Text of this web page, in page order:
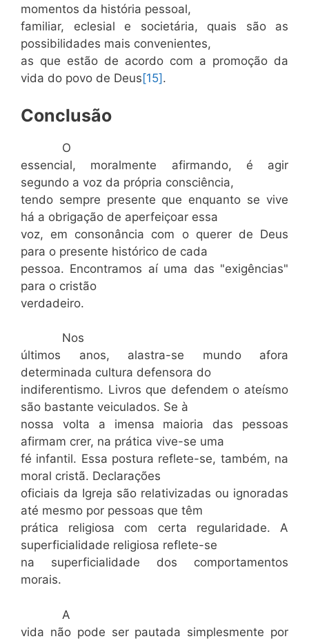
momentos da história pessoal,
familiar, eclesial e societária, quais são as
possibilidades mais convenientes,
as que estão de acordo com a promoção da
vida do povo de Deus [15] .
Conclusão
O
essencial, moralmente afirmando, é agir
segundo a voz da própria consciência,
tendo sempre presente que enquanto se vive
há a obrigação de aperfeiçoar essa
voz, em consonância com o querer de Deus
para o presente histórico de cada
pessoa. Encontramos aí uma das "exigências"
para o cristão
verdadeiro.
Nos
últimos anos, alastra-se mundo afora
determinada cultura defensora do
indiferentismo. Livros que defendem o ateísmo
são bastante veiculados. Se à
nossa volta a imensa maioria das pessoas
afirmam crer, na prática vive-se uma
fé infantil. Essa postura reflete-se, também, na
moral cristã. Declarações
oficiais da Igreja são relativizadas ou ignoradas
até mesmo por pessoas que têm
prática religiosa com certa regularidade. A
superficialidade religiosa reflete-se
na superficialidade dos comportamentos
morais.
A
vida não pode ser pautada simplesmente por